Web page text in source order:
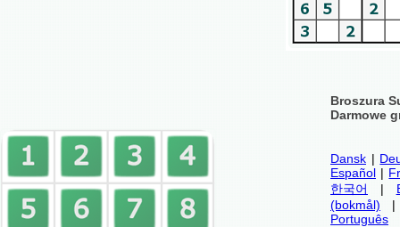
Broszura
Darmowe
Dansk |
Español |
한국어
|
(bokmål)
Português